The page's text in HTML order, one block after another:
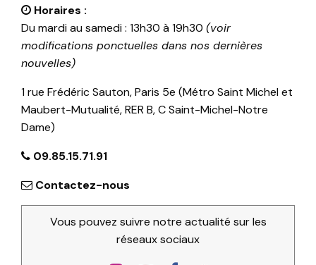
Horaires :
Du mardi au samedi : 13h30 à 19h30 (voir
modifications ponctuelles dans nos dernières
nouvelles)
1 rue Frédéric Sauton, Paris 5e (Métro Saint Michel et
Maubert-Mutualité, RER B, C Saint-Michel-Notre
Dame)
09.85.15.71.91
Contactez-nous
Vous pouvez suivre notre actualité sur les
réseaux sociaux